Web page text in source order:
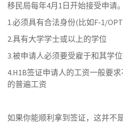
移民局每年4月1日开始接受申请
1.必须具有合法身份(比如F-1/
2.具有大学学士或以上的学位
3.被申请人必须要受雇于和其学
4.H1B签证申请人的工资一般要
的普遍工资
如果你能顺利拿到签证，这并不